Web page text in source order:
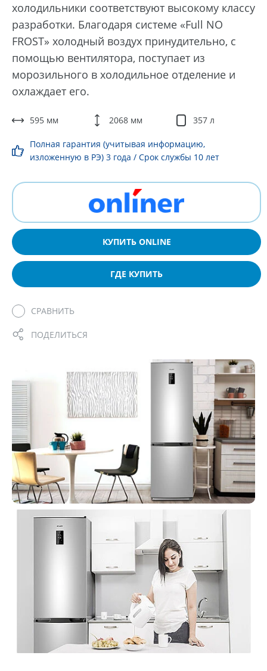
холодильники соответствуют высокому классу
разработки. Благодаря системе «Full NO
FROST» холодный воздух принудительно, с
помощью вентилятора, поступает из
морозильного в холодильное отделение и
охлаждает его.
595 мм 2068 мм 357 л
Полная гарантия (учитывая информацию,
изложенную в РЭ) 3 года / Срок службы 10 лет
КУПИТЬ ONLINE
ГДЕ КУПИТЬ
СРАВНИТЬ
ПОДЕЛИТЬСЯ